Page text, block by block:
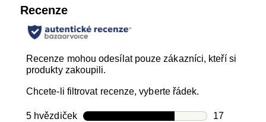
Recenze
Recenze mohou odesílat pouze zákazníci, kteří si
produkty zakoupili.
Chcete-li filtrovat recenze, vyberte řádek.
5 hvězdičekhvězdičky
17